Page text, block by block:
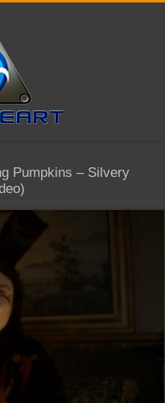
Pumpkins – Silvery